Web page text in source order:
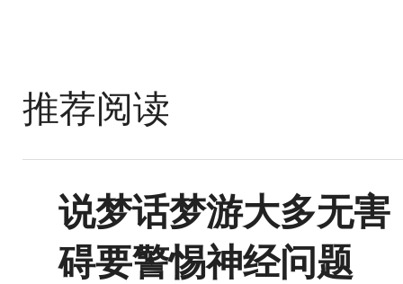
推荐阅读
说梦话梦游大多无
碍要警惕神经问题